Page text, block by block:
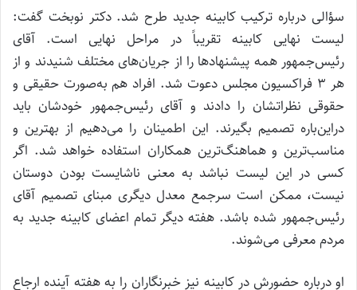
سؤالی درباره ترکیب کابینه جدید طرح شد. دکتر نوبخت گفت:
لیست نهایی کابینه تقریباً در مراحل نهایی است. آقای
رئیس‌جمهور همه پیشنهادها را از جریان‌های مختلف شنیدند و از
هر 3 فراکسیون مجلس دعوت شد. افراد هم به‌صورت حقیقی و
حقوقی نظراتشان را دادند و آقای رئیس‌جمهور خودشان باید
دراین‌باره تصمیم بگیرند. این اطمینان را می‌دهیم از بهترین و
مناسب‌ترین و هماهنگ‌ترین همکاران استفاده خواهد شد. اگر
کسی در این لیست نباشد به معنی ناشایست بودن دوستان
نیست، ممکن است سرجمع معدل دیگری مبنای تصمیم آقای
رئیس‌جمهور شده باشد. هفته دیگر تمام اعضای کابینه جدید به
مردم معرفی می‌شوند.
او درباره حضورش در کابینه نیز خبرنگاران را به هفته آینده ارجاع